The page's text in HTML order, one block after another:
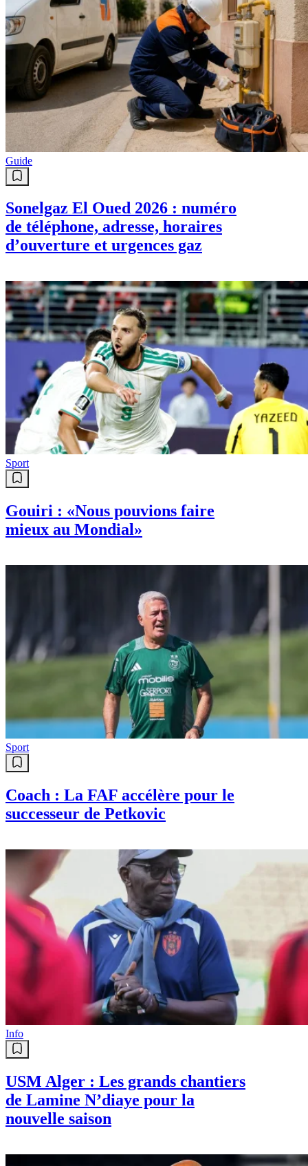
Guide
Sonelgaz El Oued 2026 : numéro
de téléphone, adresse, horaires
d’ouverture et urgences gaz
Sport
Gouiri : «Nous pouvions faire
mieux au Mondial»
Sport
Coach : La FAF accélère pour le
successeur de Petkovic
Info
USM Alger : Les grands chantiers
de Lamine N’diaye pour la
nouvelle saison